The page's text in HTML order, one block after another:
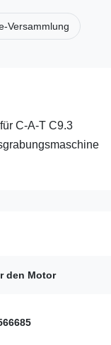
Versammlung
C-A-T C9.3
den Motor